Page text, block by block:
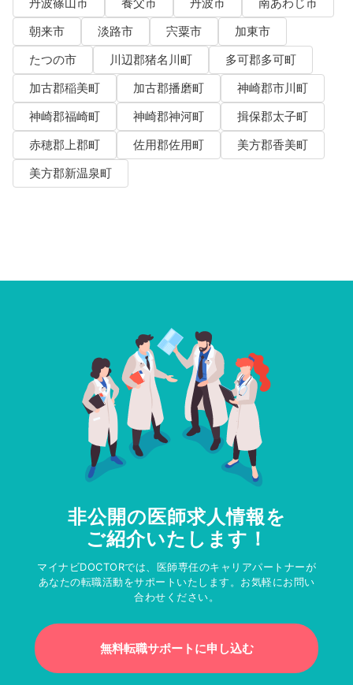
丹波篠山市 養父市 丹波市
南あわじ市
朝来市
淡路市 宍粟市
加東市
たつの市
川辺郡猪名川町
多可郡多可町
加古郡稲美町
加古郡播磨町
神崎郡市川町
神崎郡福崎町
神崎郡神河町
揖保郡太子町
赤穂郡上郡町
佐用郡佐用町
美方郡香美町
美方郡新温泉町
非公開の医師求人情報を
ご紹介いたします！
マイナビDOCTORでは、医師専任のキャリアパートナーが
あなたの転職活動をサポートいたします。お気軽にお問い
合わせください。
無料転職サポートに申し込む